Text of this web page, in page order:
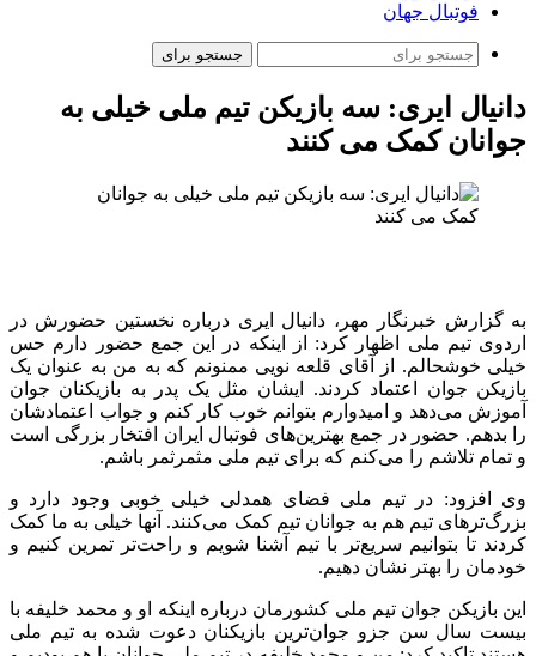
فوتبال جهان
جستجو برای
دانیال ایری: سه بازیکن تیم ملی خیلی به
جوانان کمک می کنند
به گزارش خبرنگار مهر، دانیال ایری درباره نخستین حضورش در
اردوی تیم ملی اظهار کرد: از اینکه در این جمع حضور دارم حس
خیلی خوشحالم. از آقای قلعه نویی ممنونم که به من به عنوان یک
بازیکن جوان اعتماد کردند. ایشان مثل یک پدر به بازیکنان جوان
آموزش می‌دهد و امیدوارم بتوانم خوب کار کنم و جواب اعتمادشان
را بدهم. حضور در جمع بهترین‌های فوتبال ایران افتخار بزرگی است
و تمام تلاشم را می‌کنم که برای تیم ملی مثمرثمر باشم.
وی افزود: در تیم ملی فضای همدلی خیلی خوبی وجود دارد و
بزرگ‌ترهای تیم هم به جوانان تیم کمک می‌کنند. آنها خیلی به ما کمک
کردند تا بتوانیم سریع‌تر با تیم آشنا شویم و راحت‌تر تمرین کنیم و
خودمان را بهتر نشان دهیم.
این بازیکن جوان تیم ملی کشورمان درباره اینکه او و محمد خلیفه با
بیست سال سن جزو جوان‌ترین بازیکنان دعوت شده به تیم ملی